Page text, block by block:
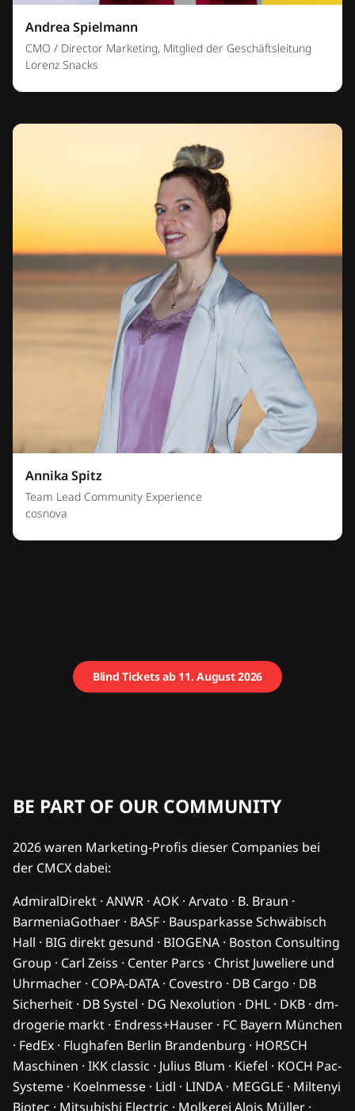
Andrea Spielmann
CMO / Director Marketing, Mitglied der Geschäftsleitung
Lorenz Snacks
Annika Spitz
Team Lead Community Experience
cosnova
Blind Tickets ab 11. August 2026
BE PART OF OUR COMMUNITY
2026 waren Marketing-Profis dieser Companies bei
der CMCX dabei:
AdmiralDirekt · ANWR · AOK · Arvato · B. Braun ·
BarmeniaGothaer · BASF · Bausparkasse Schwäbisch
Hall · BIG direkt gesund · BIOGENA · Boston Consulting
Group · Carl Zeiss · Center Parcs · Christ Juweliere und
Uhrmacher · COPA-DATA · Covestro · DB Cargo · DB
Sicherheit · DB Systel · DG Nexolution · DHL · DKB · dm-
drogerie markt · Endress+Hauser · FC Bayern München
· FedEx · Flughafen Berlin Brandenburg · HORSCH
Maschinen · IKK classic · Julius Blum · Kiefel · KOCH Pac-
Systeme · Koelnmesse · Lidl · LINDA · MEGGLE · Miltenyi
Biotec · Mitsubishi Electric · Molkerei Alois Müller ·